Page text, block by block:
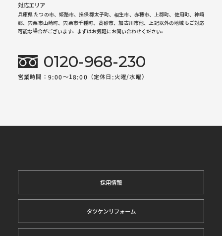
対応エリア
兵庫県 たつの市、姫路市、揖保郡太子町、相生市、赤穂市、上郡町、佐用町、神崎
郡、宍粟市山崎町、宍粟市千種町、高砂市、加古川市他、上記以外の地域もご対応
可能な場合がございます。まずはお気軽にお問い合わせください。
0120-968-230
営業時間：9:00～18:00（定休日:火曜/水曜）
採用情報
タツケンリフォーム